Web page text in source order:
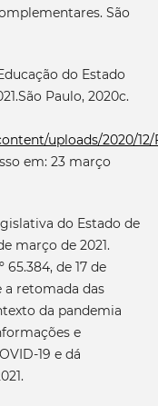
São
do Estado
Paulo, 2020c.
uploads/2020/12/
em: 23 março
do Estado de
março de 2021.
de 17 de
a retomada das
da pandemia
e
19 e dá